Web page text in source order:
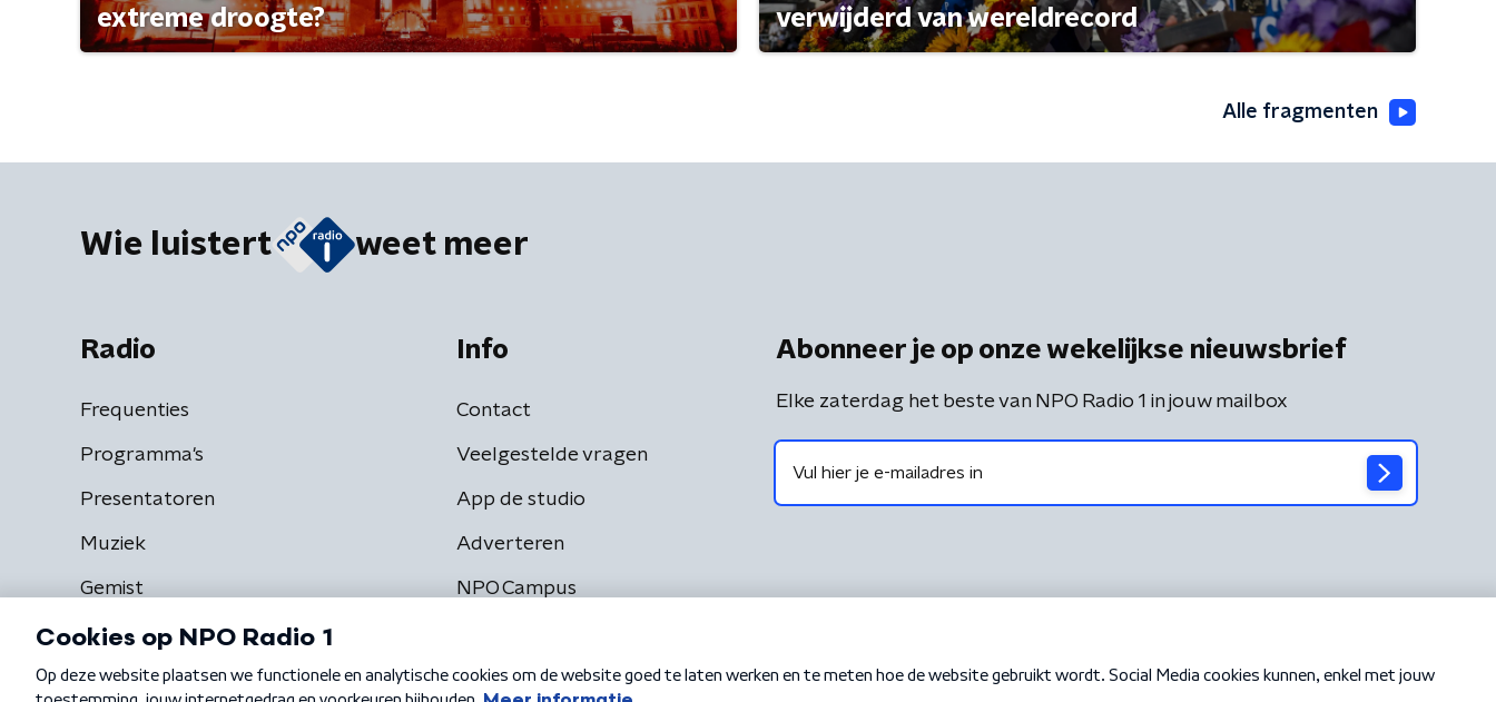
extreme droogte?
verwijderd van wereldrecord
Alle fragmenten
Wie luistert weet meer
Radio
Frequenties
Programma's
Presentatoren
Muziek
Gemist
Info
Contact
Veelgestelde vragen
App de studio
Adverteren
NPO Campus
Abonneer je op onze wekelijkse nieuwsbrief
Elke zaterdag het beste van NPO Radio 1 in jouw mailbox